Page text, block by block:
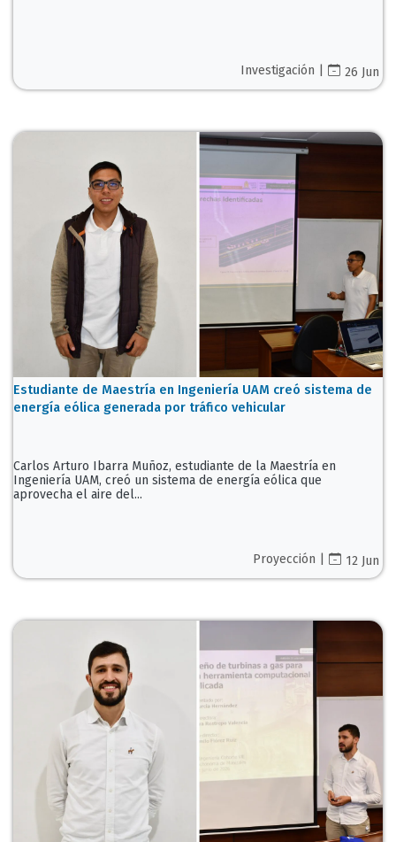
Investigación | 26 Jun
Estudiante de Maestría en Ingeniería UAM creó sistema de
energía eólica generada por tráfico vehicular
Carlos Arturo Ibarra Muñoz, estudiante de la Maestría en
Ingeniería UAM, creó un sistema de energía eólica que
aprovecha el aire del...
Proyección | 12 Jun